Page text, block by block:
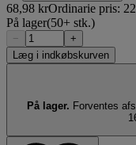
68,98 krOrdinarie pris:
På lager(50+ stk.)
−
+
Læg i indkøbskurven
På lager. Forventes